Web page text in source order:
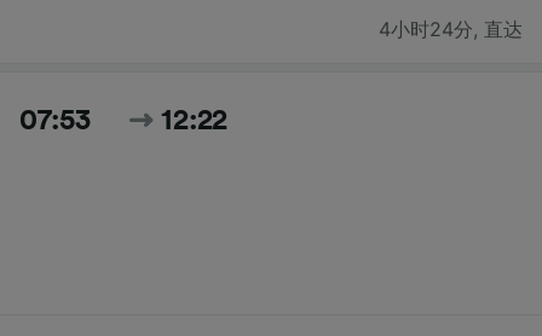
4小时24分, 直达
07:53 12:22